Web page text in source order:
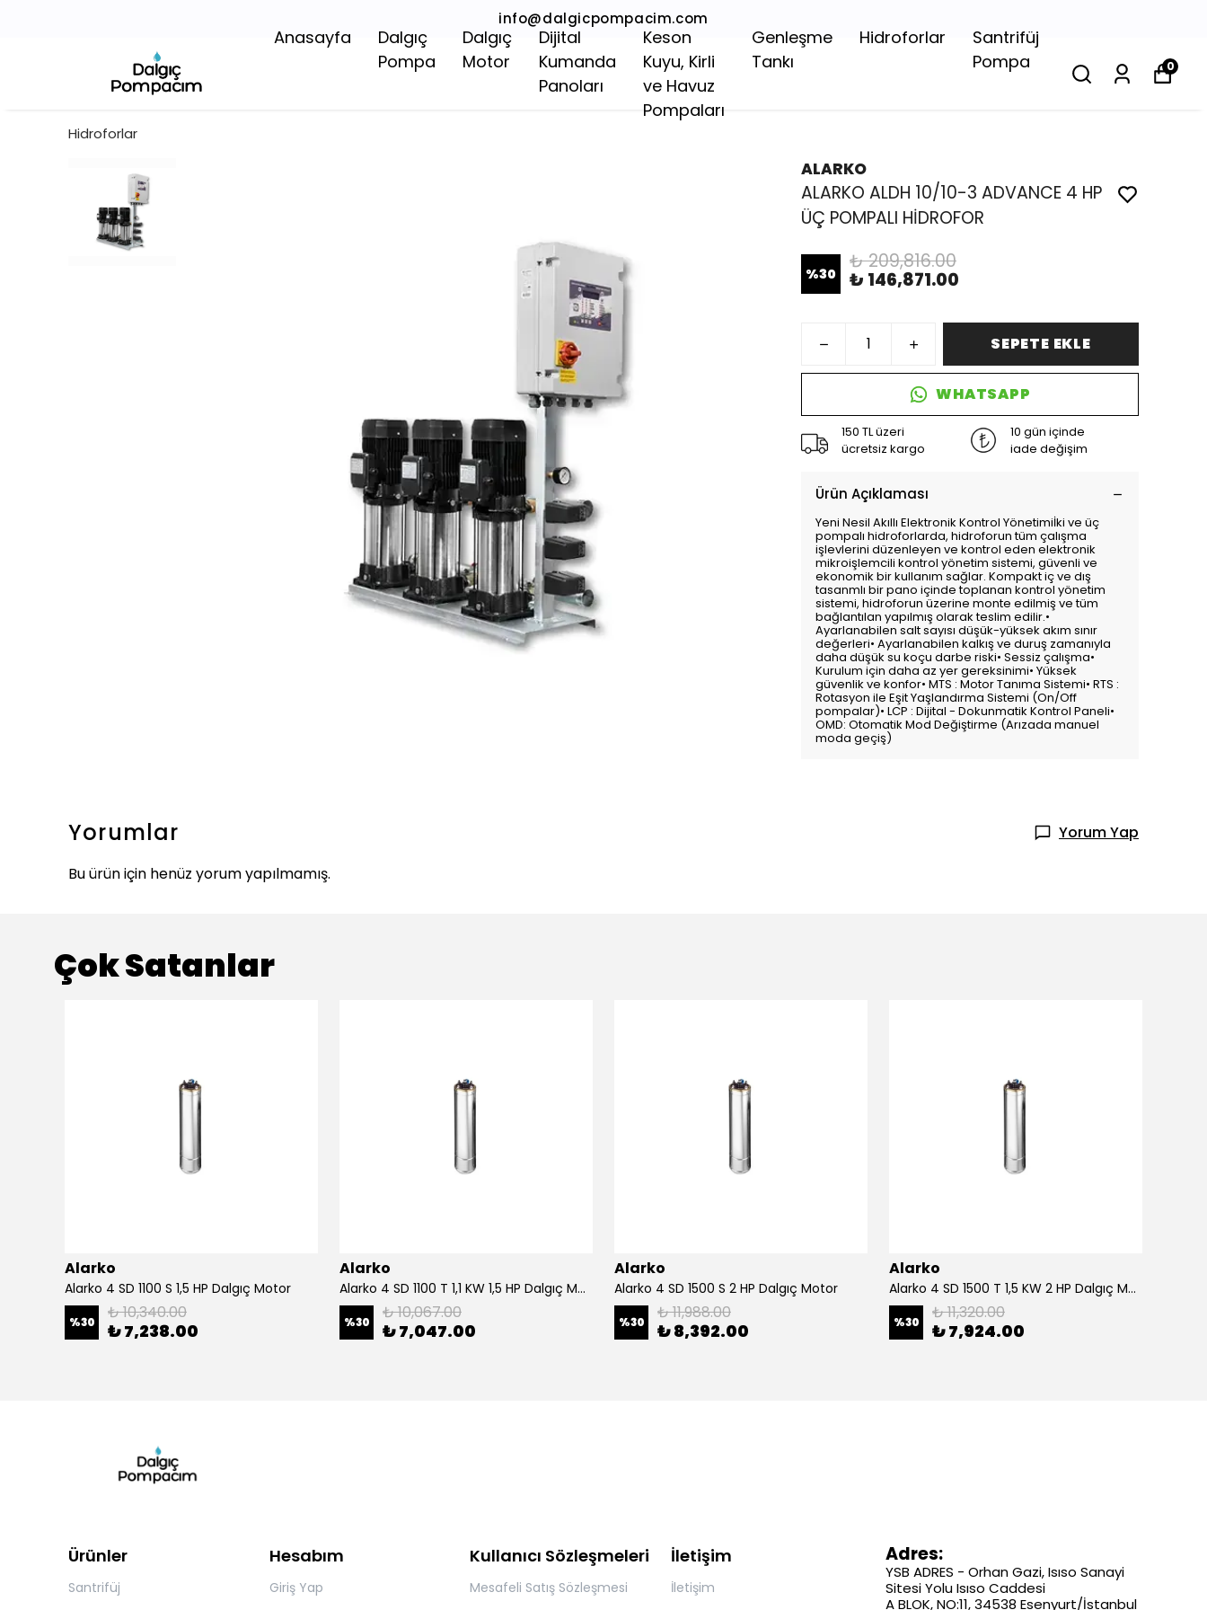
info@dalgicpompacim.com
Anasayfa
Dalgıç
Pompa
Dalgıç
Motor
Dijital
Kumanda
Panoları
Keson
Kuyu, Kirli
ve Havuz
Pompaları
Genleşme
Tankı
Hidroforlar
Santrifüj
Pompa
0
Hidroforlar
ALARKO
ALARKO ALDH 10/10-3 ADVANCE 4 HP
ÜÇ POMPALI HİDROFOR
%30
₺ 209,816.00
₺ 146,871.00
SEPETE EKLE
WHATSAPP
150 TL üzeri
ücretsiz kargo
10 gün içinde
iade değişim
Ürün Açıklaması
Yeni Nesil Akıllı Elektronik Kontrol Yönetimiİki ve üç
pompalı hidroforlarda, hidroforun tüm çalışma
işlevlerini düzenleyen ve kontrol eden elektronik
mikroişlemcili kontrol yönetim sistemi, güvenli ve
ekonomik bir kullanım sağlar. Kompakt iç ve dış
tasanmlı bir pano içinde toplanan kontrol yönetim
sistemi, hidroforun üzerine monte edilmiş ve tüm
bağlantılan yapılmış olarak teslim edilir.•
Ayarlanabilen salt sayısı düşük-yüksek akım sınır
değerleri• Ayarlanabilen kalkış ve duruş zamanıyla
daha düşük su koçu darbe riski• Sessiz çalışma•
Kurulum için daha az yer gereksinimi• Yüksek
güvenlik ve konfor• MTS : Motor Tanıma Sistemi• RTS :
Rotasyon ile Eşit Yaşlandırma Sistemi (On/Off
pompalar)• LCP : Dijital - Dokunmatik Kontrol Paneli•
OMD: Otomatik Mod Değiştirme (Arızada manuel
moda geçiş)
Yorumlar
Yorum Yap
Bu ürün için henüz yorum yapılmamış.
Çok Satanlar
Alarko
Alarko 4 SD 1100 S 1,5 HP Dalgıç Motor
%30 ₺ 10,340.00
₺ 7,238.00
Alarko
Alarko 4 SD 1100 T 1,1 KW 1,5 HP Dalgıç Motor
%30 ₺ 10,067.00
₺ 7,047.00
Alarko
Alarko 4 SD 1500 S 2 HP Dalgıç Motor
%30 ₺ 11,988.00
₺ 8,392.00
Alarko
Alarko 4 SD 1500 T 1,5 KW 2 HP Dalgıç Motor
%30 ₺ 11,320.00
₺ 7,924.00
Ürünler
Santrifüj
Hesabım
Giriş Yap
Kullanıcı Sözleşmeleri
Mesafeli Satış Sözleşmesi
İletişim
İletişim
Adres:
YSB ADRES - Orhan Gazi, Isıso Sanayi
Sitesi Yolu Isıso Caddesi
A BLOK, NO:11, 34538 Esenyurt/İstanbul